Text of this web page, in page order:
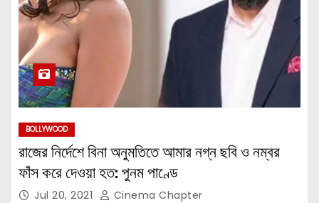
BOLLYWOOD
রাজের নির্দেশে বিনা অনুমতিতে আমার নগ্ন ছবি ও নম্বর
ফাঁস করে দেওয়া হত: পুনম পাণ্ডে
Jul 20, 2021 Cinema Chapter